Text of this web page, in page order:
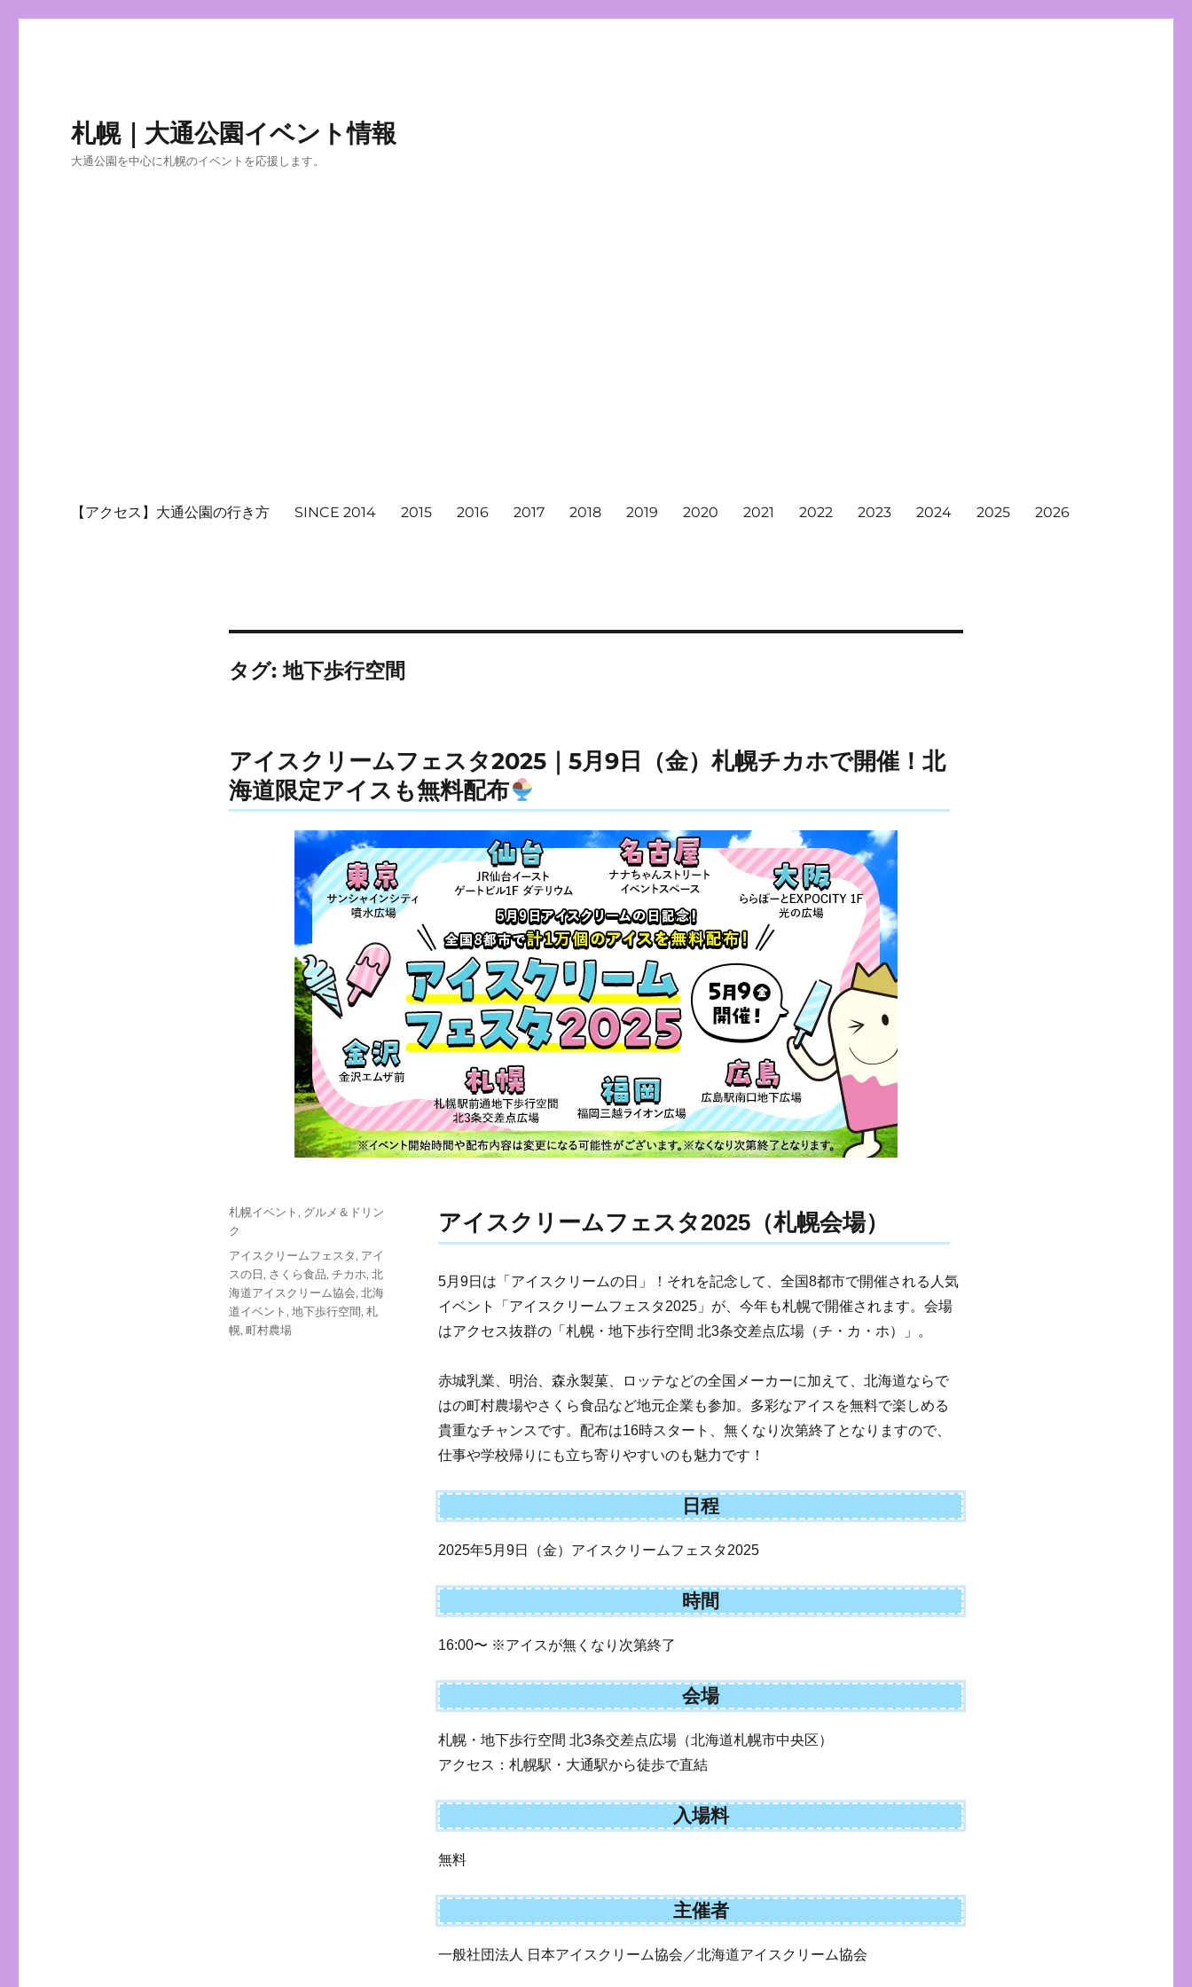
札幌｜大通公園イベント情報
大通公園を中心に札幌のイベントを応援します。
【アクセス】大通公園の行き方 SINCE 2014 2015 2016 2017 2018 2019 2020 2021 2022 2023 2024 2025 2026
タグ:地下歩行空間
アイスクリームフェスタ2025｜5月9日（金）札幌チカホで開催！北
海道限定アイスも無料配布
アイスクリームフェスタ2025（札幌会場）
5月9日は「アイスクリームの日」！それを記念して、全国8都市で開催される人気
イベント「アイスクリームフェスタ2025」が、今年も札幌で開催されます。会場
はアクセス抜群の「札幌・地下歩行空間 北3条交差点広場（チ・カ・ホ）」。
赤城乳業、明治、森永製菓、ロッテなどの全国メーカーに加えて、北海道ならで
はの町村農場やさくら食品など地元企業も参加。多彩なアイスを無料で楽しめる
貴重なチャンスです。配布は16時スタート、無くなり次第終了となりますので、
仕事や学校帰りにも立ち寄りやすいのも魅力です！
日程
2025年5月9日（金）アイスクリームフェスタ2025
時間
16:00〜 ※アイスが無くなり次第終了
会場
札幌・地下歩行空間 北3条交差点広場（北海道札幌市中央区）
アクセス：札幌駅・大通駅から徒歩で直結
入場料
無料
主催者
一般社団法人 日本アイスクリーム協会／北海道アイスクリーム協会
投
稿
カ
テ
ー
札幌イベント , グルメ＆ドリン
ク
タ
グ
アイスクリームフェスタ, アイ
スの日, さくら食品, チカホ, 北
海道アイスクリーム協会, 北海
道イベント , 地下歩行空間, 札
幌, 町村農場